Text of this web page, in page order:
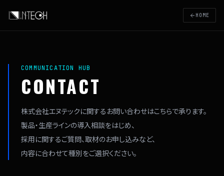
HOME
COMMUNICATION HUB
CONTACT
株式会社エヌテックに関する お問い合わせはこちらで承ります。
製品・生産ラインの導入相談をはじめ、
採用に関するご質問、取材のお申し込みなど、
内容に合わせて種別をご選択ください。